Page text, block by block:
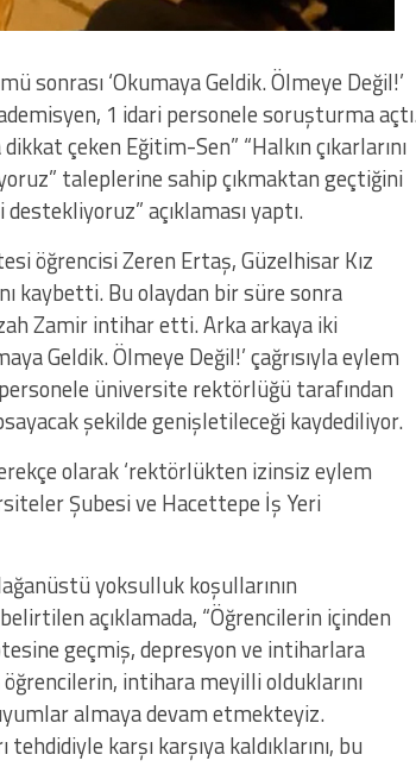
‘Okumaya Geldik. Ölmeye Değil!’
1 idari personele soruşturma
çeken Eğitim-Sen” “Halkın çıkarlarını
taleplerine sahip çıkmaktan geçtiğini
açıklaması yaptı.
öğrencisi Zeren Ertaş, Güzelhisar Kız
kaybetti. Bu olaydan bir süre sonra
Zamir intihar etti. Arka arkaya iki
Geldik. Ölmeye Değil!’ çağrısıyla eylem
üniversite rektörlüğü tarafından
şekilde genişletileceği kaydediliyor.
olarak ‘rektörlükten izinsiz eylem
Şubesi ve Hacettepe İş Yeri
yoksulluk koşullarının
açıklamada, “Öğrencilerin içinden
geçmiş, depresyon ve intiharlara
intihara meyilli olduklarını
almaya devam etmekteyiz.
karşı karşıya kaldıklarını, bu